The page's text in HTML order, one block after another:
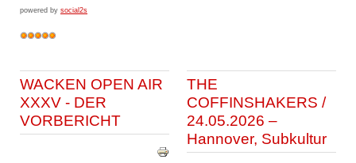
powered by social2s
WACKEN OPEN AIR
XXXV - DER
VORBERICHT
THE
COFFINSHAKERS /
24.05.2026 –
Hannover, Subkultur